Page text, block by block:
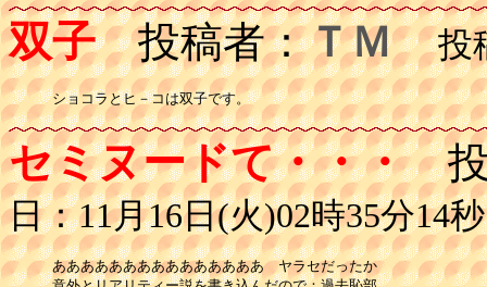
双子投稿者：ＴＭ 投稿
セミヌードて・・・投
日：11月16日(火)02時35分14秒
あああああああああああああああ　ヤラセだったか